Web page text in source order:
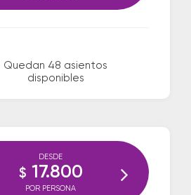
Quedan 48 asientos
disponibles
DESDE
$ 17.800
POR PERSONA